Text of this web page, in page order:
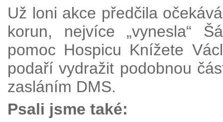
Už loni akce předčila
korun, nejvíce „vynesla“
pomoc Hospicu Knížete
podaří vydražit podobnou
zasláním DMS.
Psali jsme také: